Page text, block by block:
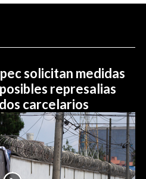
solicitan medidas
represalias
carcelarios